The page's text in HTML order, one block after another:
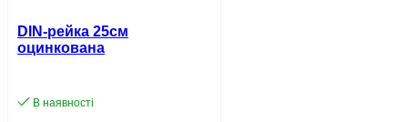
DIN-рейка 25см
оцинкована
В наявності